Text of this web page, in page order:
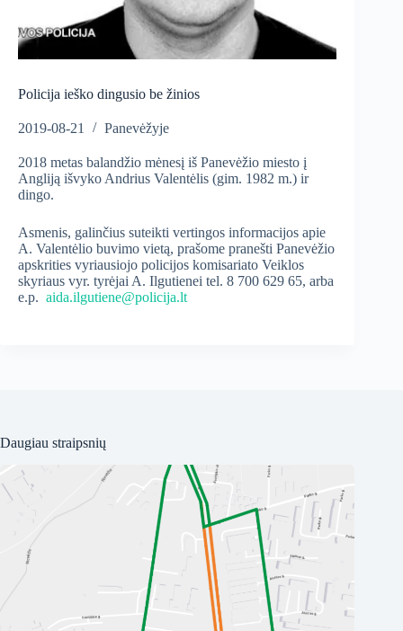
Policija ieško dingusio be žinios
2019-08-21 Panevėžyje
2018 metas balandžio mėnesį iš Panevėžio miesto į
Angliją išvyko Andrius Valentėlis (gim. 1982 m.) ir
dingo.
Asmenis, galinčius suteikti vertingos informacijos apie
A. Valentėlio buvimo vietą, prašome pranešti Panevėžio
apskrities vyriausiojo policijos komisariato Veiklos
skyriaus vyr. tyrėjai A. Ilgutienei tel. 8 700 629 65, arba
e.p. aida.ilgutiene@policija.lt
Daugiau straipsnių